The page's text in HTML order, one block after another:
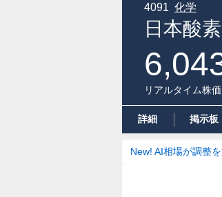
日本酸
4091 化学
リアルタイム株価
詳細 掲示板
New! AI相場が調整